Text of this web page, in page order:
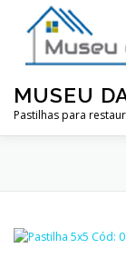
conteúdo
MUSEU
Pastilhas para